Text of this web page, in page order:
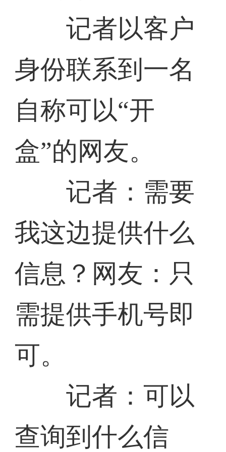
记者以客户
身份联系到一名
自称可以“开
盒”的网友。
记者：需要
我这边提供什么
信息？网友：只
需提供手机号即
可。
记者：可以
查询到什么信